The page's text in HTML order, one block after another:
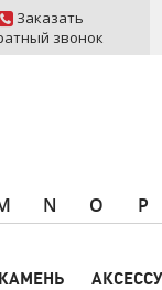
Заказать
звонок
N O P